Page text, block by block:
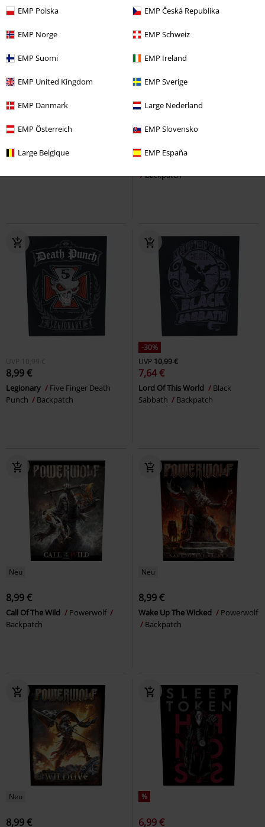
EMP Polska EMP Česká Republika
EMP Norge EMP Schweiz
EMP Suomi EMP Ireland
EMP United Kingdom EMP Sverige
EMP Danmark Large Nederland
EMP Österreich EMP Slovensko
Large Belgique EMP España
Neu
9,99 € 8,99 €
Backpatch
UVP 10,99 €
8,99 €
Legionary
Five Finger Death
Punch
Backpatch
-30%
UVP10,99 €
7,64 €
Lord Of This World
Black
Sabbath
Backpatch
Neu
8,99 €
Call Of The Wild
Powerwolf
Backpatch
Neu
8,99 €
Wake Up The Wicked
Powerwolf
Backpatch
Neu
8,99 €
%
6,99 €